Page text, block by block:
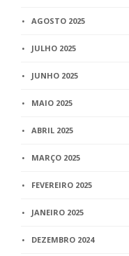
AGOSTO 2025
JULHO 2025
JUNHO 2025
MAIO 2025
ABRIL 2025
MARÇO 2025
FEVEREIRO 2025
JANEIRO 2025
DEZEMBRO 2024